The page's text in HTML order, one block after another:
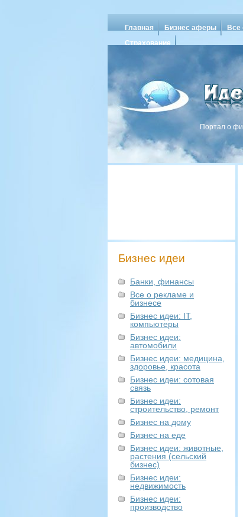
Главная Бизнес аферы Все
Страхование
Портал о
Бизнес идеи
Банки, финансы
Все о рекламе и
бизнесе
Бизнес идеи: IT,
компьютеры
Бизнес идеи:
автомобили
Бизнес идеи: медицина,
здоровье, красота
Бизнес идеи: сотовая
связь
Бизнес идеи:
строительство, ремонт
Бизнес на дому
Бизнес на еде
Бизнес идеи: животные,
растения (сельский
бизнес)
Бизнес идеи:
недвижимость
Бизнес идеи:
производство